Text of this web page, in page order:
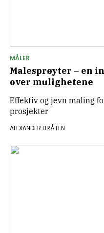
Malesprøyter – en
over mulighetene
Effektiv og jevn maling
prosjekter
MÅLER
ALEXANDER BRÅTEN